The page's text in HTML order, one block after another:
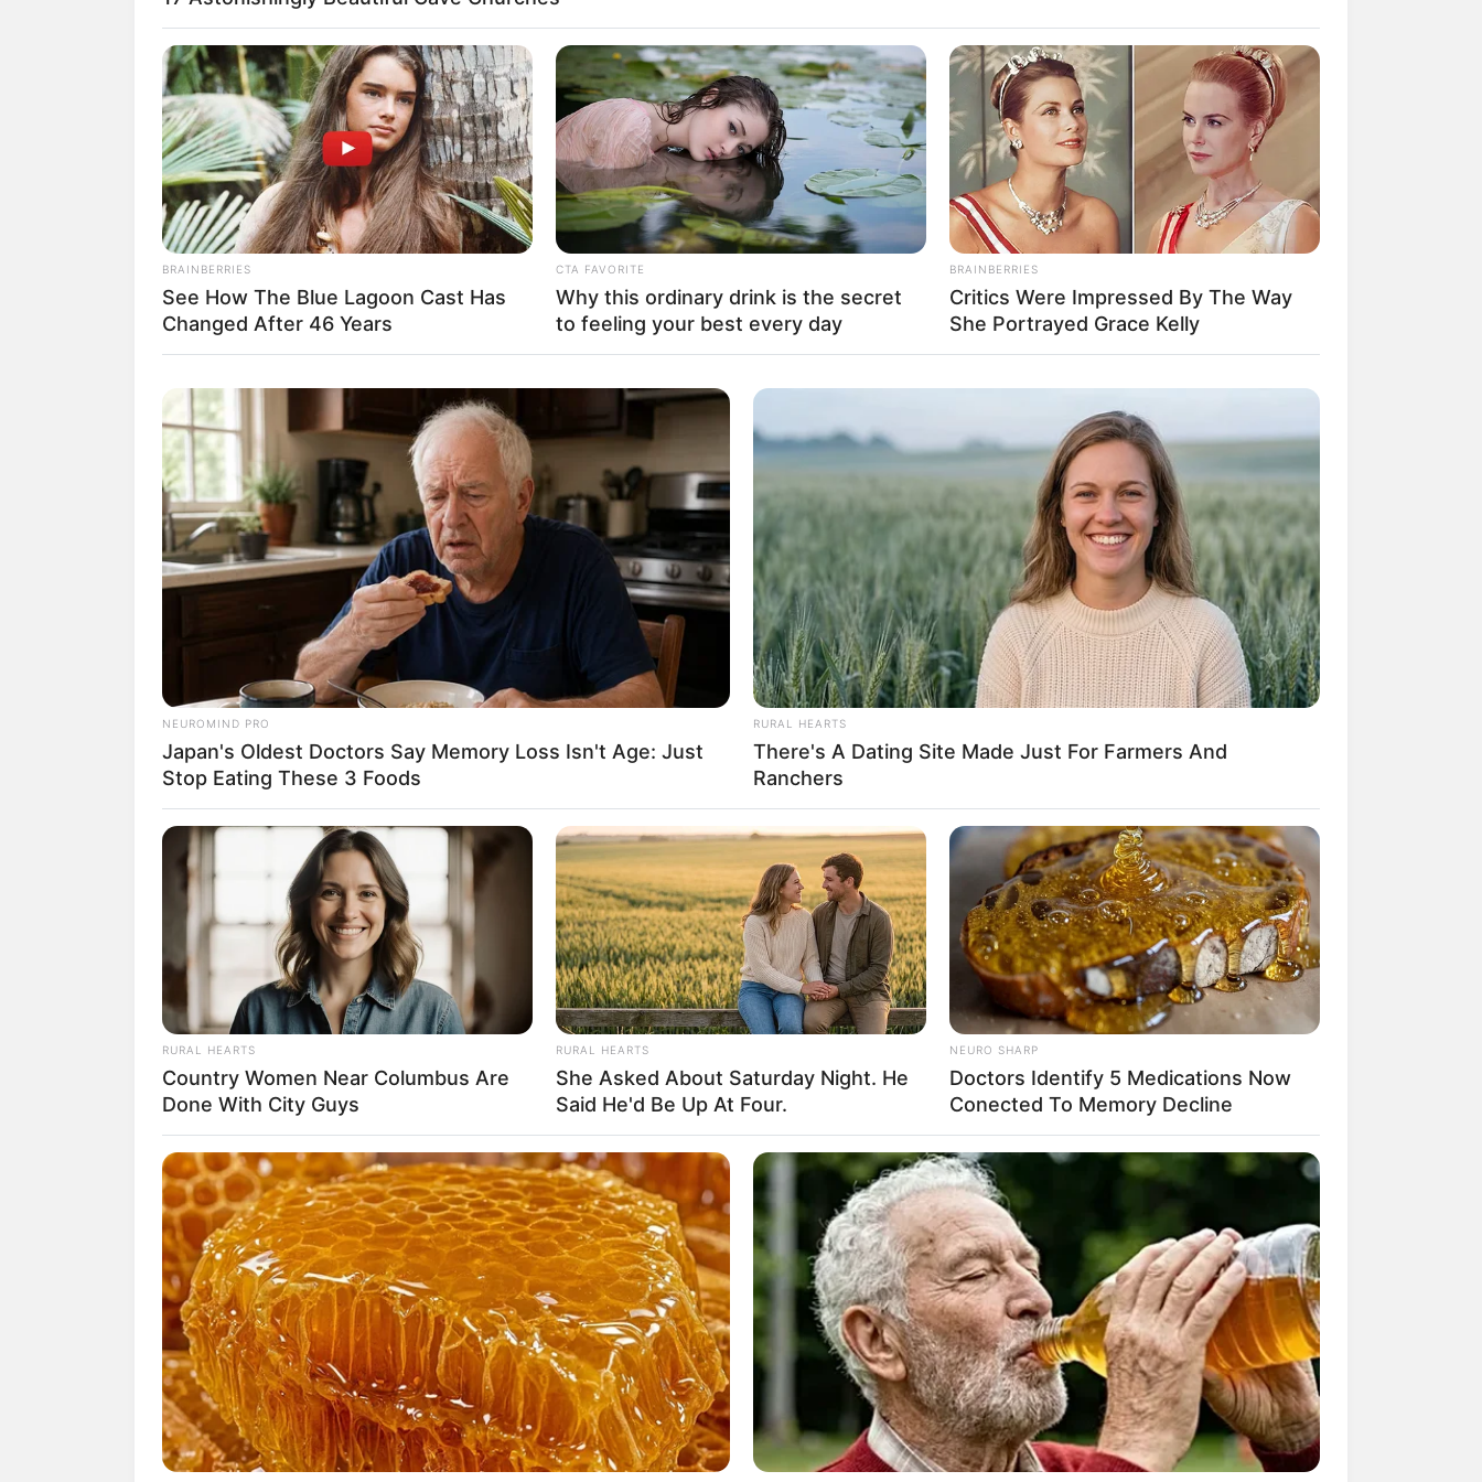
Mute
Baca juga:Biodata, Profil, dan Fakta Deny Darmawan
(foto: instagram/leyladerina)
Biodata & Profil
Nama Lengkap: Leyla Aderina Putri
NamaPanggung: Leyla Aderina
Nama Panggilan: Leyla, Lele
Tempat Tanggal Lahir: Jakarta, 1997
Kewarganegaraan: Indonesia
Agama: Islam
Profesi: VO Talent, Dubber, Penyiar Radio, MC
Hobi: Menggambar
Fail! 10 Potret Makanan Gagal
Dimasak yang Bikin Kamu
Nggak Selera
10 Pose Manekin Anti
8 Kata Lucu Seputar Malam
Minggu ala Jomblo yang Bikin
Ngenes
10 Desain Kanopi Tempat
Tidur, Serasa Beristirahat di
Kamar Raja
Tampil Lebih Modern, 7 Potret
Hasil Renovasi Rumah Berusia
90 Tahun
BRAINBERRIES
See How The Blue Lagoon Cast Has
Changed After 46 Years
CTA FAVORITE
Why this ordinary drink is the secret
to feeling your best every day
BRAINBERRIES
Critics Were Impressed By The Way
She Portrayed Grace Kelly
NEUROMIND PRO
Japan's Oldest Doctors Say Memory Loss Isn't Age: Just
Stop Eating These 3 Foods
RURAL HEARTS
There's A Dating Site Made Just For Farmers And
Ranchers
RURAL HEARTS
Country Women Near Columbus Are
Done With City Guys
RURAL HEARTS
She Asked About Saturday Night. He
Said He'd Be Up At Four.
NEURO SHARP
Doctors Identify 5 Medications Now
Conected To Memory Decline